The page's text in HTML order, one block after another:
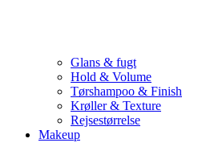
Glans & fugt
Hold & Volume
Tørshampoo & Finish
Krøller & Texture
Rejsestørrelse
Makeup